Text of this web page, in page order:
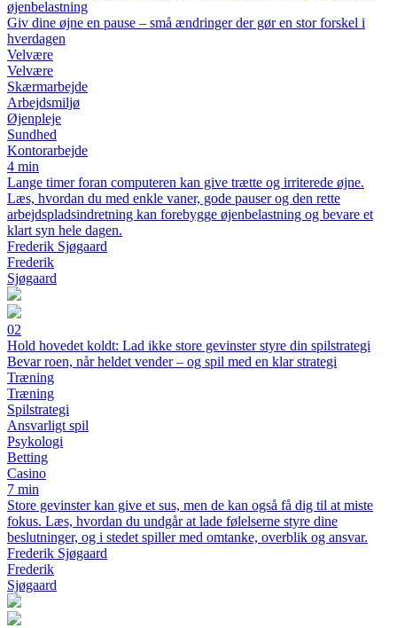
øjenbelastning
Giv dine øjne en pause – små ændringer der gør en stor forskel i
hverdagen
Velvære
Velvære
Skærmarbejde
Arbejdsmiljø
Øjenpleje
Sundhed
Kontorarbejde
4 min
Lange timer foran computeren kan give trætte og irriterede øjne.
Læs, hvordan du med enkle vaner, gode pauser og den rette
arbejdspladsindretning kan forebygge øjenbelastning og bevare et
klart syn hele dagen.
Frederik Sjøgaard
Frederik
Sjøgaard
02
Hold hovedet koldt: Lad ikke store gevinster styre din spilstrategi
Bevar roen, når heldet vender – og spil med en klar strategi
Træning
Træning
Spilstrategi
Ansvarligt spil
Psykologi
Betting
Casino
7 min
Store gevinster kan give et sus, men de kan også få dig til at miste
fokus. Læs, hvordan du undgår at lade følelserne styre dine
beslutninger, og i stedet spiller med omtanke, overblik og ansvar.
Frederik Sjøgaard
Frederik
Sjøgaard